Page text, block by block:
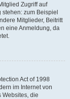
Zugriff auf
zum Beispiel
Mitglieder, Beitritt
eine Anmeldung, da
Act of 1998
im Internet von
Websites, die